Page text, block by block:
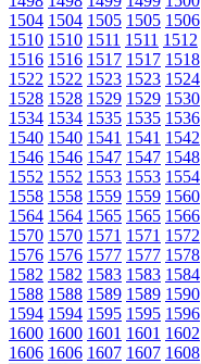
1504 1504 1505 1505 1506
1510 1510 1511 1511 1512
1516 1516 1517 1517 1518
1522 1522 1523 1523 1524
1528 1528 1529 1529 1530
1534 1534 1535 1535 1536
1540 1540 1541 1541 1542
1546 1546 1547 1547 1548
1552 1552 1553 1553 1554
1558 1558 1559 1559 1560
1564 1564 1565 1565 1566
1570 1570 1571 1571 1572
1576 1576 1577 1577 1578
1582 1582 1583 1583 1584
1588 1588 1589 1589 1590
1594 1594 1595 1595 1596
1600 1600 1601 1601 1602
1606 1606 1607 1607 1608